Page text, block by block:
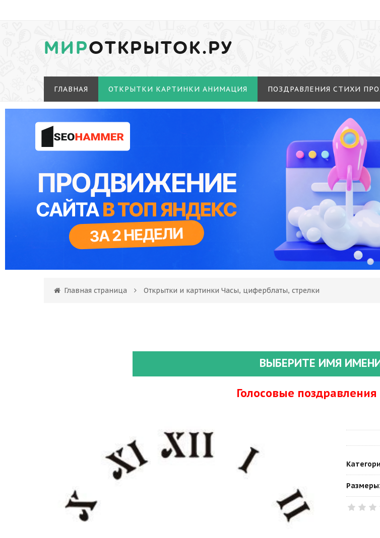
МИРОТКРЫТОК.РУ
ГЛАВНАЯ ОТКРЫТКИ КАРТИНКИ АНИМАЦИЯ ПОЗДРАВЛЕНИЯ СТИХИ
Главная страница Открытки и картинки Часы, циферблаты, стрелки
ВЫБЕРИТЕ ИМЯ
Голосовые
Размеры: